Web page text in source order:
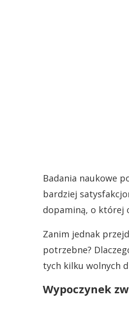
Badania naukowe
bardziej
dopaminą, o której
Zanim jednak
potrzebne?
tych kilku wolnych
Wypoczynek